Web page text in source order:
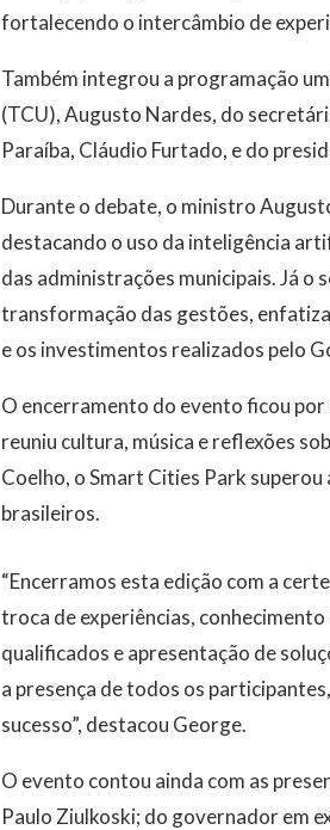
fortalecendo o intercâmbio de
Também integrou a programação
(TCU), Augusto Nardes, do
Paraíba, Cláudio Furtado, e do
Durante o debate, o ministro
destacando o uso da inteligência
das administrações municipais. Já
transformação das gestões,
e os investimentos realizados pelo
O encerramento do evento ficou
reuniu cultura, música e reflexões
Coelho, o Smart Cities Park
brasileiros.
“Encerramos esta edição com a
troca de experiências,
qualificados e apresentação de
a presença de todos os
sucesso”, destacou George.
O evento contou ainda com as
Paulo Ziulkoski; do governador em